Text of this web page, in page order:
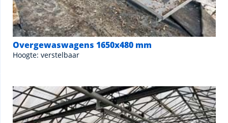
Overgewaswagens 1650x480 mm
Hoogte: verstelbaar